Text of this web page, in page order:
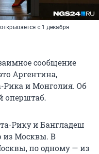
с 1 декабря
сообщение
Аргентина,
Рика и Монголия. Об
оперштаб.
Рику и Бангладеш
из Москвы. В
по одному — из